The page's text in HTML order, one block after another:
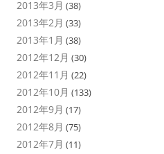
2013年3月 (38)
2013年2月 (33)
2013年1月 (38)
2012年12月 (30)
2012年11月 (22)
2012年10月 (133)
2012年9月 (17)
2012年8月 (75)
2012年7月 (11)